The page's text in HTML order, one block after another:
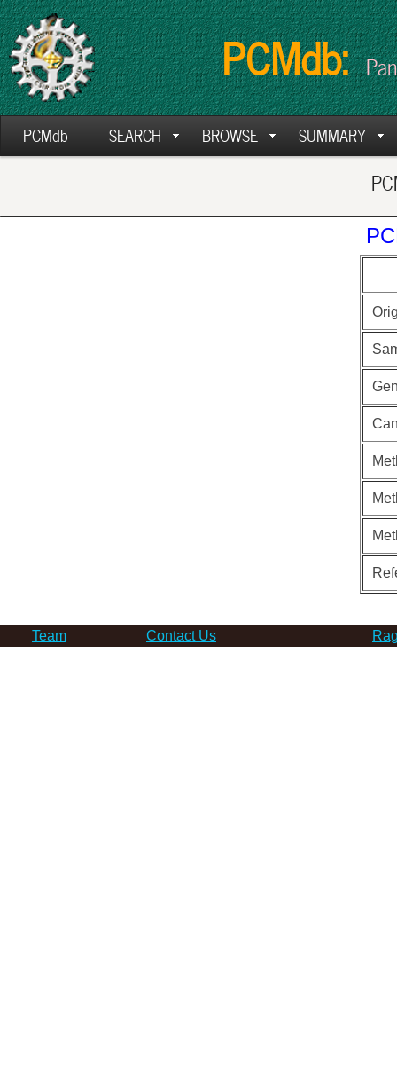
PCMdb:
PCMdb SEARCH BROWSE SUMMARY
Team Contact Us